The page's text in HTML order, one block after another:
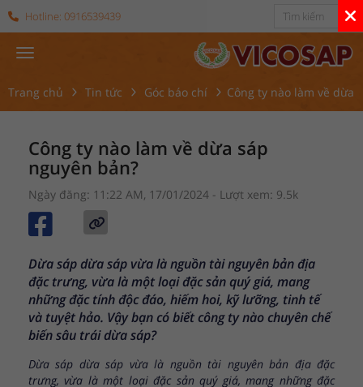
Hotline: 0916539439
Trang chủ Tin tức Góc báo chí Công ty nào làm về dừa
Công ty nào làm về dừa sáp
nguyên bản?
Ngày đăng: 11:22 AM, 17/01/2024 - Lượt xem: 9.5k
Dừa sáp dừa sáp vừa là nguồn tài nguyên bản địa
đặc trưng, vừa là một loại đặc sản quý giá, mang
những đặc tính độc đáo, hiếm hoi, kỹ lưỡng, tinh tế
và tuyệt hảo. Vậy bạn có biết công ty nào chuyên chế
biến sâu trái dừa sáp?
Dừa sáp dừa sáp vừa là nguồn tài nguyên bản địa đặc
trưng, vừa là một loại đặc sản quý giá, mang những đặc